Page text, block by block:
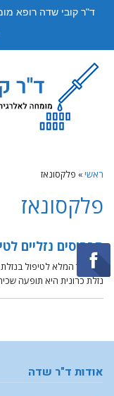
ראשי» פלקסונאז
פלקסונאז
תרסיסים נזליים
המדריך המלא לטיפול
נזלת כרונית היא תופעה
אודות ד"ר שדה
ד"ר קובי שדה רופא